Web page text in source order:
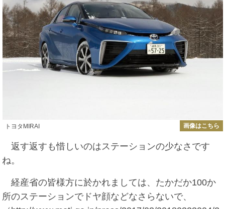
トヨタMIRAI 画像はこちら
返す返すも惜しいのはステーションの少なさです
ね。
経産省の皆様方に於かれましては、たかだか100か
所のステーションでドヤ顔などなさらないで、